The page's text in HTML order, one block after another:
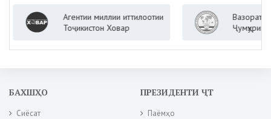
Агентии миллии иттилоотии
Тоҷикистон Ховар
Вазорати корҳои
Ҷумҳурии
БАХШҲО
Сиёсат
ПРЕЗИДЕНТИ ҶТ
Паёмҳо